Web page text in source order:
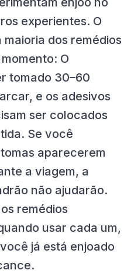
experientes. O
dos remédios
O
tomado 30–60
e os adesivos
ser colocados
Se você
aparecerem
a viagem, a
não ajudarão.
remédios
usar cada um,
já está enjoado